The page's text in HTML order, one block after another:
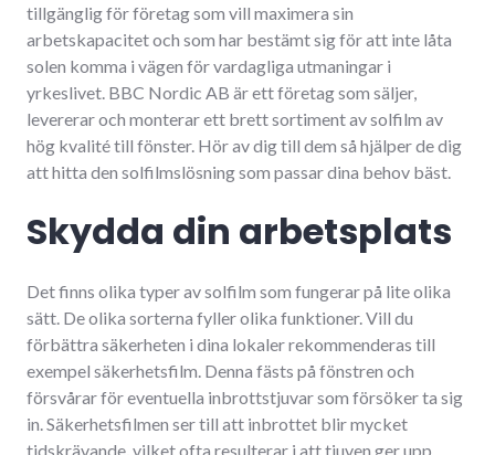
tillgänglig för företag som vill maximera sin
arbetskapacitet och som har bestämt sig för att inte låta
solen komma i vägen för vardagliga utmaningar i
yrkeslivet. BBC Nordic AB är ett företag som säljer,
levererar och monterar ett brett sortiment av solfilm av
hög kvalité till fönster. Hör av dig till dem så hjälper de dig
att hitta den solfilmslösning som passar dina behov bäst.
Skydda din arbetsplats
Det finns olika typer av solfilm som fungerar på lite olika
sätt. De olika sorterna fyller olika funktioner. Vill du
förbättra säkerheten i dina lokaler rekommenderas till
exempel säkerhetsfilm. Denna fästs på fönstren och
försvårar för eventuella inbrottstjuvar som försöker ta sig
in. Säkerhetsfilmen ser till att inbrottet blir mycket
tidskrävande, vilket ofta resulterar i att tjuven ger upp